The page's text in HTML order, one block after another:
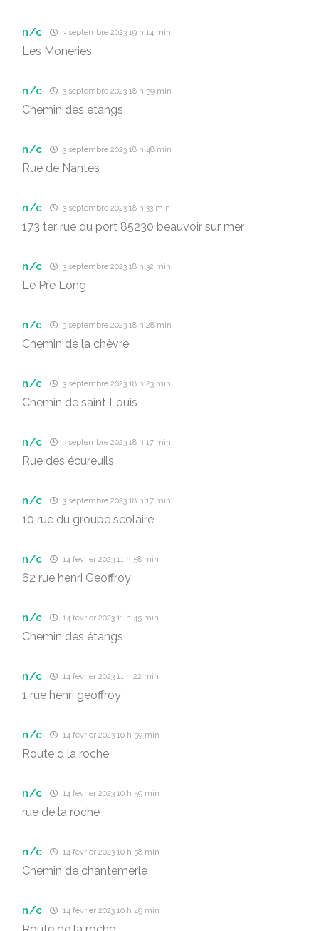
n/c 3 septembre 2023 19 h 14 min
Les Moneries
n/c 3 septembre 2023 18 h 59 min
Chemin des etangs
n/c 3 septembre 2023 18 h 48 min
Rue de Nantes
n/c 3 septembre 2023 18 h 33 min
173 ter rue du port 85230 beauvoir sur mer
n/c 3 septembre 2023 18 h 32 min
Le Pré Long
n/c 3 septembre 2023 18 h 28 min
Chemin de la chèvre
n/c 3 septembre 2023 18 h 23 min
Chemin de saint Louis
n/c 3 septembre 2023 18 h 17 min
Rue des écureuils
n/c 3 septembre 2023 18 h 17 min
10 rue du groupe scolaire
n/c 14 février 2023 11 h 58 min
62 rue henri Geoffroy
n/c 14 février 2023 11 h 45 min
Chemin des étangs
n/c 14 février 2023 11 h 22 min
1 rue henri geoffroy
n/c 14 février 2023 10 h 59 min
Route d la roche
n/c 14 février 2023 10 h 59 min
rue de la roche
n/c 14 février 2023 10 h 58 min
Chemin de chantemerle
n/c 14 février 2023 10 h 49 min